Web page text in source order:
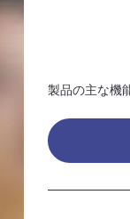
製品の主な機